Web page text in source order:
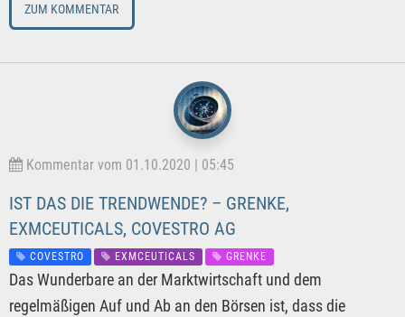
ZUM KOMMENTAR
Kommentar vom 01.10.2020 | 05:45
IST DAS DIE TRENDWENDE? – GRENKE,
EXMCEUTICALS, COVESTRO AG
COVESTRO EXMCEUTICALS GRENKE
Das Wunderbare an der Marktwirtschaft und dem
regelmäßigen Auf und Ab an den Börsen ist, dass die